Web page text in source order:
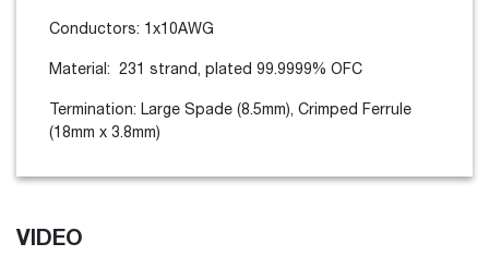
Conductors: 1x10AWG
Material: 231 strand, plated 99.9999% OFC
Termination: Large Spade (8.5mm), Crimped Ferrule
(18mm x 3.8mm)
VIDEO